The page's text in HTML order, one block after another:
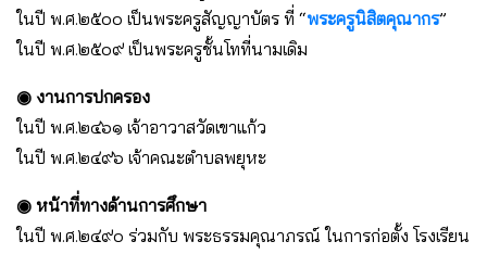
ในปี พ.ศ.๒๕๐๐ เป็นพระครูสัญญาบัตร ที่ “พระครูนิสิตคุณากร”
ในปี พ.ศ.๒๕๐๙ เป็นพระครูชั้นโทที่นามเดิม
◉ งานการปกครอง
ในปี พ.ศ.๒๔๖๑ เจ้าอาวาสวัดเขาแก้ว
ในปี พ.ศ.๒๔๙๖ เจ้าคณะตำบลพยุหะ
◉ หน้าที่ทางด้านการศึกษา
ในปี พ.ศ.๒๔๙๐ ร่วมกับ พระธรรมคุณาภรณ์ ในการก่อตั้ง โรงเรียน